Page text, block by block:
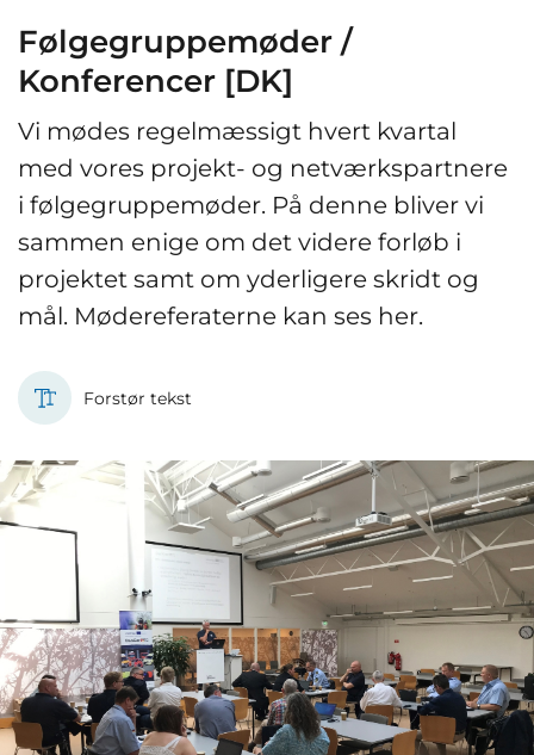
Følgegruppemøder /
Konferencer [DK]
Vi mødes regelmæssigt hvert kvartal
med vores projekt- og netværkspartnere
i følgegruppemøder. På denne bliver vi
sammen enige om det videre forløb i
projektet samt om yderligere skridt og
mål. Mødereferaterne kan ses her.
Forstør tekst